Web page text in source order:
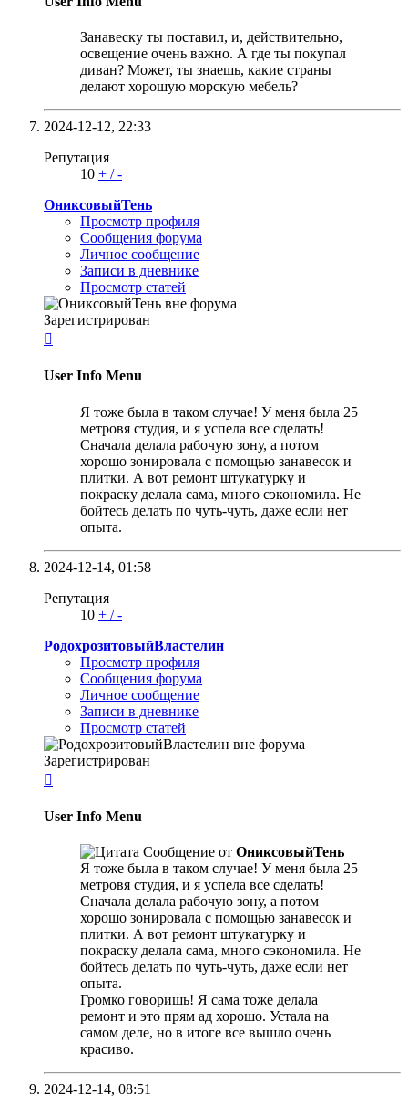
Занавеску ты поставил, и, действительно,
освещение очень важно. А где ты покупал
диван? Может, ты знаешь, какие страны
делают хорошую морскую мебель?
2024-12-12, 22:33
Репутация
10 + /-
ОниксовыйТень
Просмотр профиля
Сообщения форума
Личное сообщение
Записи в дневнике
Просмотр статей
Зарегистрирован

User Info Menu
Я тоже была в таком случае! У меня была 25
метровя студия, и я успела все сделать!
Сначала делала рабочую зону, а потом
хорошо зонировала с помощью занавесок и
плитки. А вот ремонт штукатурку и
покраску делала сама, много сэкономила. Не
бойтесь делать по чуть-чуть, даже если нет
опыта.
2024-12-14, 01:58
Репутация
10 + /-
РодохрозитовыйВластелин
Просмотр профиля
Сообщения форума
Личное сообщение
Записи в дневнике
Просмотр статей
Зарегистрирован

User Info Menu
Сообщение от ОниксовыйТень
Я тоже была в таком случае! У меня была 25
метровя студия, и я успела все сделать!
Сначала делала рабочую зону, а потом
хорошо зонировала с помощью занавесок и
плитки. А вот ремонт штукатурку и
покраску делала сама, много сэкономила. Не
бойтесь делать по чуть-чуть, даже если нет
опыта.
Громко говоришь! Я сама тоже делала
ремонт и это прям ад хорошо. Устала на
самом деле, но в итоге все вышло очень
красиво.
2024-12-14, 08:51